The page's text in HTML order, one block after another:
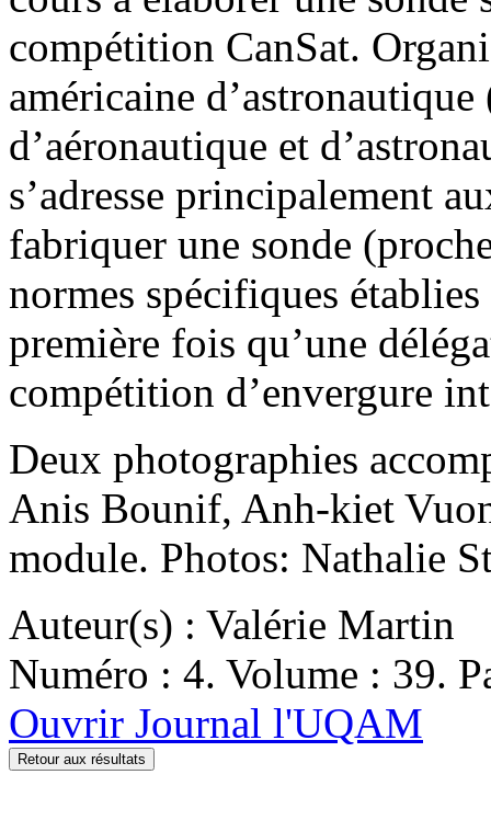
compétition CanSat.
américaine
d’aéronautique et
s’adresse principalement
fabriquer une sonde
normes spécifiques
première fois qu’une
compétition d’envergure
Deux photographies
Anis Bounif, Anh-kiet
module. Photos: Nathalie
Auteur(s) : Valérie Martin
Numéro : 4. Volume : 39.
Ouvrir Journal l'UQAM
Retour aux résultats